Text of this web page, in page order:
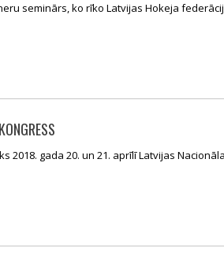
seminārs, ko rīko Latvijas Hokeja
2018. gada 20. un 21. aprīlī Latvijas